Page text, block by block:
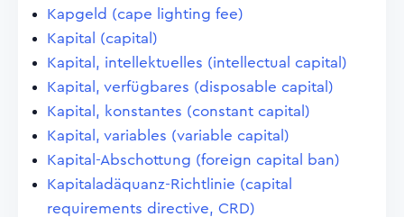
Kapgeld (cape lighting fee)
Kapital (capital)
Kapital, intellektuelles (intellectual capital)
Kapital, verfügbares (disposable capital)
Kapital, konstantes (constant capital)
Kapital, variables (variable capital)
Kapital-Abschottung (foreign capital ban)
Kapitaladäquanz-Richtlinie (capital
requirements directive, CRD)